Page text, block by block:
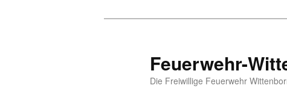
Feuerwehr-
Die Freiwillige Feuerwehr